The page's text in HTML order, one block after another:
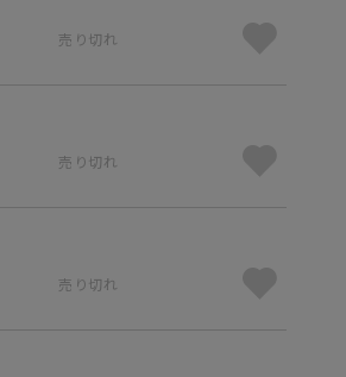
売り切れ
売り切れ
売り切れ